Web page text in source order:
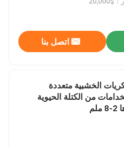
اتصل بنا
الخشبية متعددة
من الكتلة الحيوية